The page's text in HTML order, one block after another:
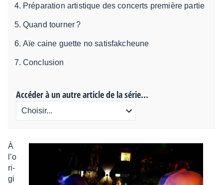
Préparation artistique des concerts première partie
Quand tourner ?
Aïe caine guette no satisfakcheune
Conclusion
Accéder à un autre article de la série...
À
l’o
ri­
gi